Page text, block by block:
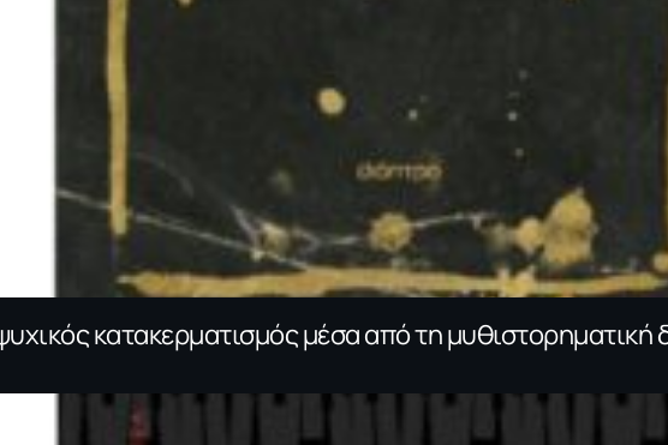
κατακερματισμός μέσα από τη μυθιστορηματική